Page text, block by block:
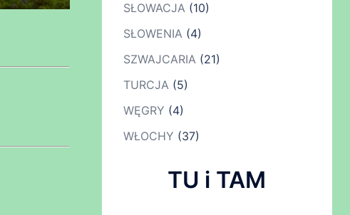
SŁOWACJA(10)
SŁOWENIA(4)
SZWAJCARIA(21)
TURCJA(5)
WĘGRY (4)
WŁOCHY (37)
TU i TAM